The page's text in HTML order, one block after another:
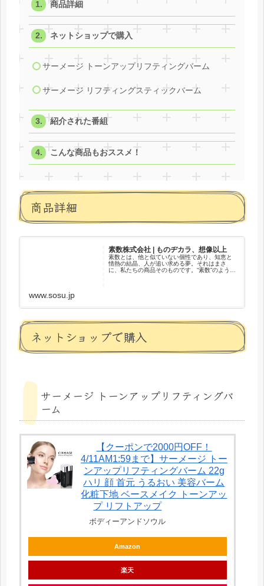
商品詳細
ネットショップで購入
サーメージ トーンアップリフティングバーム
サーメージ リフティングスティックバーム
紹介された番組
こんな商品もおススメ！
商品詳細
素数株式会社 | ものヂカラ、想像以上
素数とは、他と似ていない個性であり、知恵と
情熱の結晶、人が追い求める夢。それはまさ
に、私たちの商品そのものです。“素数”のような
www.sosu.jp
ネットショップで購入
サーメージ トーンアップリフティングバ
ーム
【クーポンで2000円OFF！
4/11AM1:59まで】サーメージ トー
ンアップリフティングバーム 22g
ハリ 顔 首元 うるおい 美容バーム
化粧下地 ベースメイク トーンアッ
プ リフトアップ
ボディーアンドソウル
Amazon
楽天